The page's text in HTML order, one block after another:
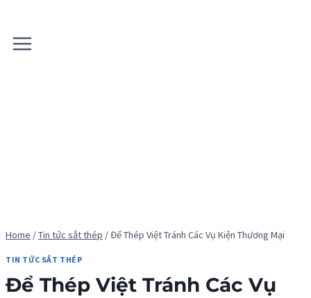
content
Home /Tin tức sắt thép /Để Thép Việt Tránh Các Vụ Kiện Thương Mại
TIN TỨC SẮT THÉP
Để Thép Việt Tránh Các Vụ